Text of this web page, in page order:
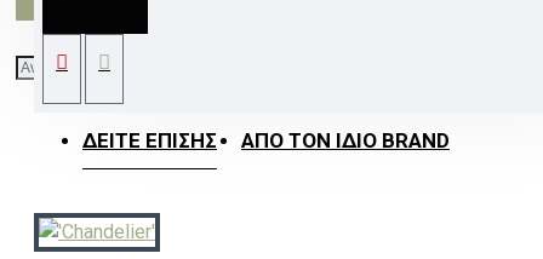
ΔΕΊΤΕ ΕΠΊΣΗΣ ΑΠΌ ΤΟΝ ΊΔΙΟ BRAND